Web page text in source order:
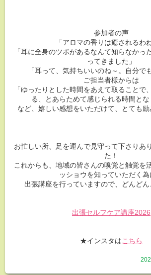
参加者の声
「アロマの香りは癒されるわ
「耳に全身のツボがあるなんて知らなかっ
ってきました」
「耳って、気持ちいいのね～。自分で
ご担当者様からは
「ゆったりとした時間をあえて取ることで
る、とあらためて感じられる時間とな
など、嬉しい感想をいただけて、とても励
お忙しい所、足を運んで見守って下さりあ
た！
これからも、地域の皆さんの嗅覚と触覚を
ッショウを知っていただく為
出張講座を行っていますので、どんど
出張セルフケア講座2026
★インスタはこちら